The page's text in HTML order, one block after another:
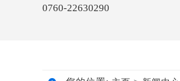
0760-22630290